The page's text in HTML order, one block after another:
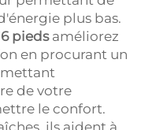
plus bas.
piedsaméliorez
en procurant un
de votre
le confort.
ils aident à